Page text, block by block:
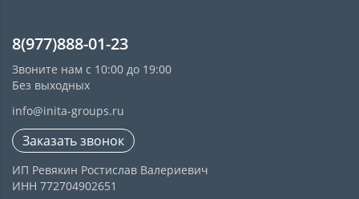
8(977)888-01-23
Звоните нам с 10:00 до 19:00
Без выходных
info@inita-groups.ru
Заказать звонок
ИП Ревякин Ростислав Валериевич
ИНН 772704902651